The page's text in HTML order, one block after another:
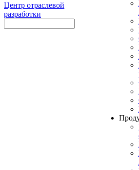
Центр отраслевой
разработки